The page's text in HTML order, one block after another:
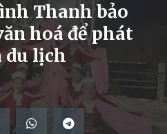
Thanh bảo
hoá để phát
du lịch